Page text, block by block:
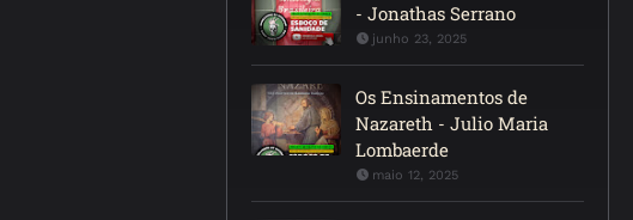
- Jonathas Serrano
junho 23, 2025
Os Ensinamentos de
Nazareth - Julio Maria
Lombaerde
maio 12, 2025